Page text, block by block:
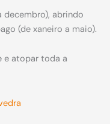
decembro), abrindo
(de xaneiro a maio).
e atopar toda a